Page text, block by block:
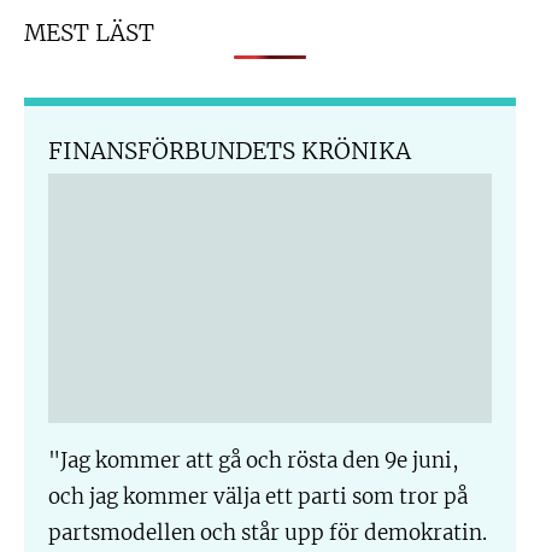
MEST LÄST
FINANSFÖRBUNDETS KRÖNIKA
"Jag kommer att gå och rösta den 9e juni,
och jag kommer välja ett parti som tror på
partsmodellen och står upp för demokratin.